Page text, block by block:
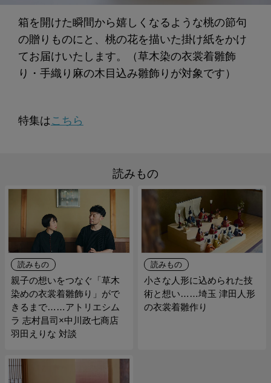
箱を開けた瞬間から嬉しくなるような桃の節句
の贈りものにと、桃の花を描いた掛け紙をかけ
てお届けいたします。（草木染の衣裳着雛飾
り・手織り麻の木目込み雛飾りが対象です）
特集はこちら
読みもの
読みもの
親子の想いをつなぐ「草木
染めの衣裳着雛飾り」がで
きるまで……アトリエシム
ラ 志村昌司×中川政七商店
羽田えりな 対談
読みもの
小さな人形に込められた技
術と想い……埼玉 津田人形
の衣裳着雛作り